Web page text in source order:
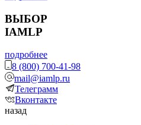
ВЫБОР
IAMLP
подробнее
8 (800) 700-41-98
mail@iamlp.ru
Телеграмм
Вконтакте
назад